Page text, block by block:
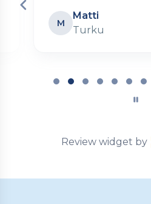
M
Matti
Turku
Review widget by